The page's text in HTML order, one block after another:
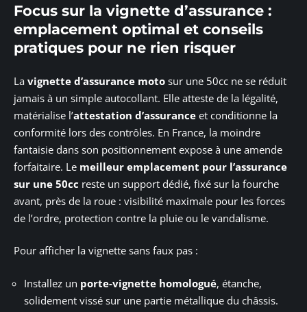
Focus sur la vignette d’assurance :
emplacement optimal et conseils
pratiques pour ne rien risquer
La vignette d’assurance moto sur une 50cc ne se réduit
jamais à un simple autocollant. Elle atteste de la légalité,
matérialise l’attestation d’assurance et conditionne la
conformité lors des contrôles. En France, la moindre
fantaisie dans son positionnement expose à une amende
forfaitaire. Le meilleur emplacement pour l’assurance
sur une 50cc reste un support dédié, fixé sur la fourche
avant, près de la roue : visibilité maximale pour les forces
de l’ordre, protection contre la pluie ou le vandalisme.
Pour afficher la vignette sans faux pas :
Installez un porte-vignette homologué, étanche,
solidement vissé sur une partie métallique du châssis.